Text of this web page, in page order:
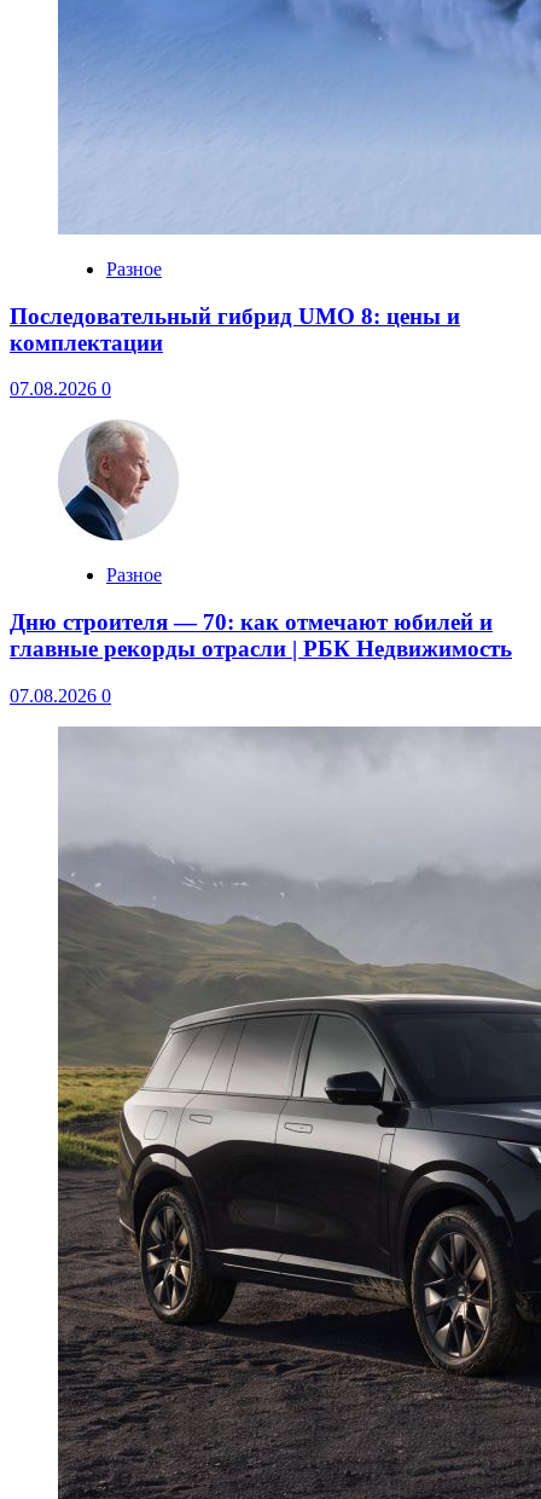
Разное
Последовательный гибрид UMO 8: цены и
комплектации
07.08.2026 0
Разное
Дню строителя — 70: как отмечают юбилей и
главные рекорды отрасли | РБК Недвижимость
07.08.2026 0